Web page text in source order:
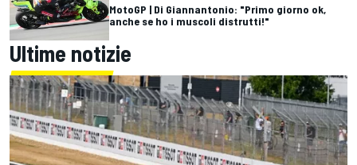
MotoGP | Di Giannantonio: "Primo giorno ok,
anche se ho i muscoli distrutti!"
Ultime notizie